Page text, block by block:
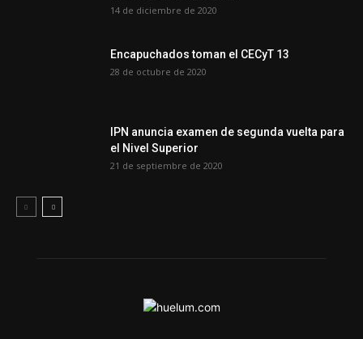
14 de diciembre de 2020
Encapuchados toman el CECyT 13
28 de octubre de 2020
IPN anuncia examen de segunda vuelta para
el Nivel Superior
21 de septiembre de 2020